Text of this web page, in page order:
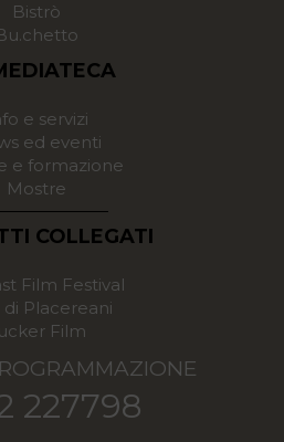
Bistrò
e servizi
ed eventi
e formazione
Mostre
COLLEGATI
Film Festival
di Placereani
Film
227798